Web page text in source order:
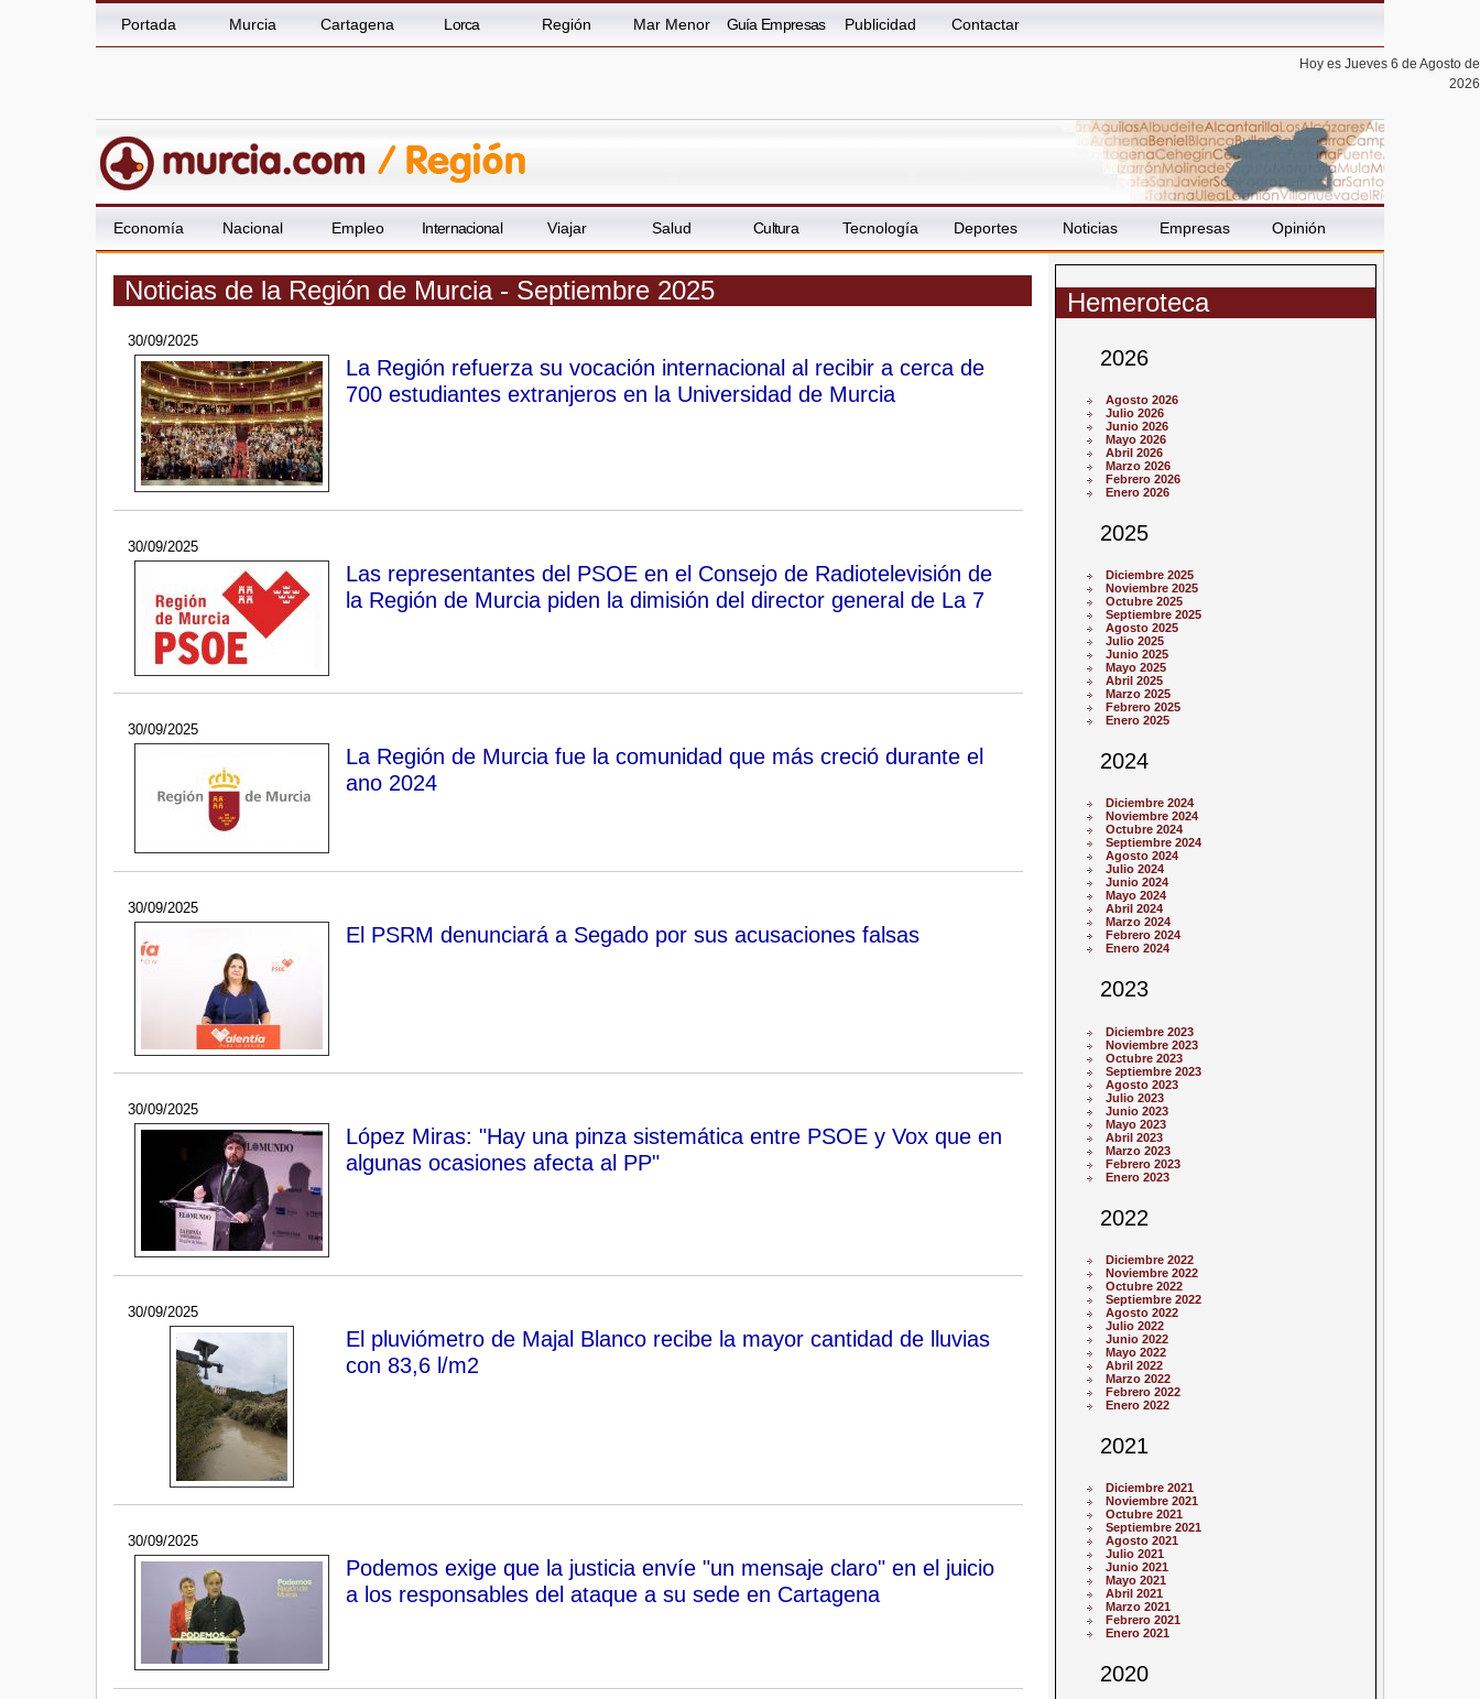
Portada Murcia Cartagena Lorca Región Mar Menor Guía Empresas Publicidad Contactar
Hoy es Jueves 6 de Agosto de
2026
Economía Nacional Empleo Internacional Viajar Salud Cultura Tecnología Deportes Noticias Empresas Opinión
Noticias de la Región de Murcia - Septiembre 2025
30/09/2025
La Región refuerza su vocación internacional al recibir a cerca de
700 estudiantes extranjeros en la Universidad de Murcia
30/09/2025
Las representantes del PSOE en el Consejo de Radiotelevisión de
la Región de Murcia piden la dimisión del director general de La 7
30/09/2025
La Región de Murcia fue la comunidad que más creció durante el
ano 2024
30/09/2025
El PSRM denunciará a Segado por sus acusaciones falsas
30/09/2025
López Miras: "Hay una pinza sistemática entre PSOE y Vox que en
algunas ocasiones afecta al PP"
30/09/2025
El pluviómetro de Majal Blanco recibe la mayor cantidad de lluvias
con 83,6 l/m2
30/09/2025
Podemos exige que la justicia envíe "un mensaje claro" en el juicio
a los responsables del ataque a su sede en Cartagena
Hemeroteca
2026
Agosto 2026
Julio 2026
Junio 2026
Mayo 2026
Abril 2026
Marzo 2026
Febrero 2026
Enero 2026
2025
Diciembre 2025
Noviembre 2025
Octubre 2025
Septiembre 2025
Agosto 2025
Julio 2025
Junio 2025
Mayo 2025
Abril 2025
Marzo 2025
Febrero 2025
Enero 2025
2024
Diciembre 2024
Noviembre 2024
Octubre 2024
Septiembre 2024
Agosto 2024
Julio 2024
Junio 2024
Mayo 2024
Abril 2024
Marzo 2024
Febrero 2024
Enero 2024
2023
Diciembre 2023
Noviembre 2023
Octubre 2023
Septiembre 2023
Agosto 2023
Julio 2023
Junio 2023
Mayo 2023
Abril 2023
Marzo 2023
Febrero 2023
Enero 2023
2022
Diciembre 2022
Noviembre 2022
Octubre 2022
Septiembre 2022
Agosto 2022
Julio 2022
Junio 2022
Mayo 2022
Abril 2022
Marzo 2022
Febrero 2022
Enero 2022
2021
Diciembre 2021
Noviembre 2021
Octubre 2021
Septiembre 2021
Agosto 2021
Julio 2021
Junio 2021
Mayo 2021
Abril 2021
Marzo 2021
Febrero 2021
Enero 2021
2020